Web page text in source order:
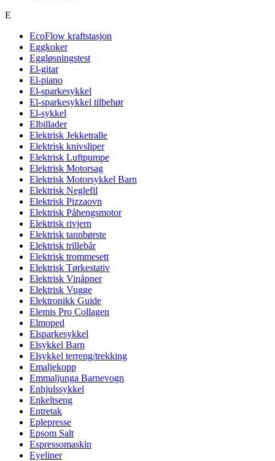
E
EcoFlow kraftstasjon
Eggkoker
Eggløsningstest
El-gitar
El-piano
El-sparkesykkel
El-sparkesykkel tilbehør
El-sykkel
Elbillader
Elektrisk Jekketralle
Elektrisk knivsliper
Elektrisk Luftpumpe
Elektrisk Motorsag
Elektrisk Motorsykkel Barn
Elektrisk Neglefil
Elektrisk Pizzaovn
Elektrisk Påhengsmotor
Elektrisk rivjern
Elektrisk tannbørste
Elektrisk trillebår
Elektrisk trommesett
Elektrisk Tørkestativ
Elektrisk Vinåpner
Elektrisk Vugge
Elektronikk Guide
Elemis Pro Collagen
Elmoped
Elsparkesykkel
Elsykkel Barn
Elsykkel terreng/trekking
Emaljekopp
Emmaljunga Barnevogn
Enhjulssykkel
Enkeltseng
Entretak
Eplepresse
Epsom Salt
Espressomaskin
Eyeliner